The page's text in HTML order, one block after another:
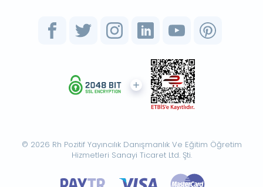
© 2026 Rh Pozitif Yayıncılık Danışmanlık Ve Eğitim Öğretim
Hizmetleri Sanayi Ticaret Ltd. Şti.